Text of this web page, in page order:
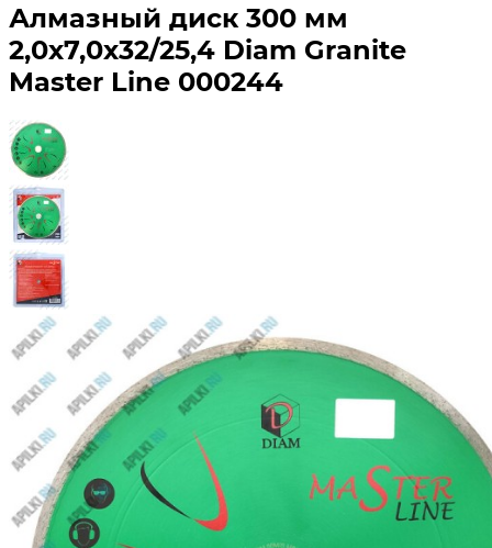
Алмазный диск 300 мм
2,0х7,0х32/25,4 Diam Granite
Master Line 000244